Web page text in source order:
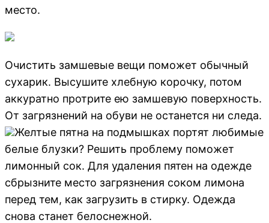
место.
Очистить замшевые вещи поможет обычный
сухарик. Высушите хлебную корочку, потом
аккуратно протрите ею замшевую поверхность.
От загрязнений на обуви не останется ни следа.
Желтые пятна на подмышках портят любимые
белые блузки? Решить проблему поможет
лимонный сок. Для удаления пятен на одежде
сбрызните место загрязнения соком лимона
перед тем, как загрузить в стирку. Одежда
снова станет белоснежной.